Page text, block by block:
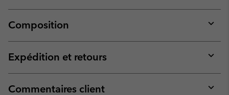
Composition
or
Expédition et retours
or
Commentaires client